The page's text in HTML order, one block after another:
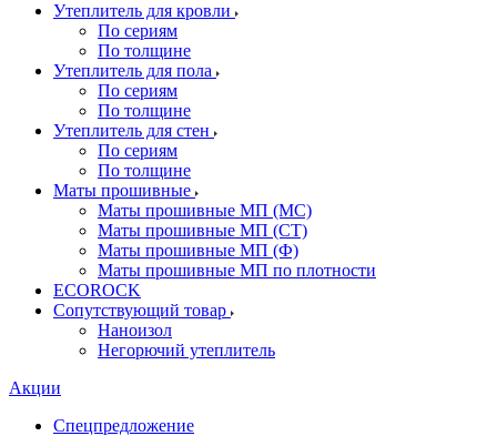
Утеплитель для кровли
По сериям
По толщине
Утеплитель для пола
По сериям
По толщине
Утеплитель для стен
По сериям
По толщине
Маты прошивные
Маты прошивные МП (МС)
Маты прошивные МП (СТ)
Маты прошивные МП (Ф)
Маты прошивные МП по плотности
ECOROCK
Сопутствующий товар
Наноизол
Негорючий утеплитель
Акции
Спецпредложение